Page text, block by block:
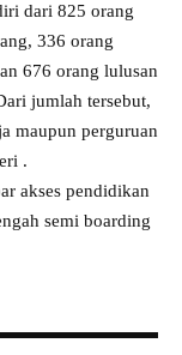
dari 825 orang
336 orang
676 orang lulusan
jumlah tersebut,
maupun perguruan
.
akses pendidikan
semi boarding